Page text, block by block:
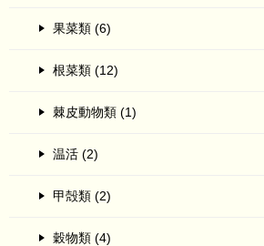
果菜類 (6)
根菜類 (12)
棘皮動物類 (1)
温活 (2)
甲殻類 (2)
穀物類 (4)